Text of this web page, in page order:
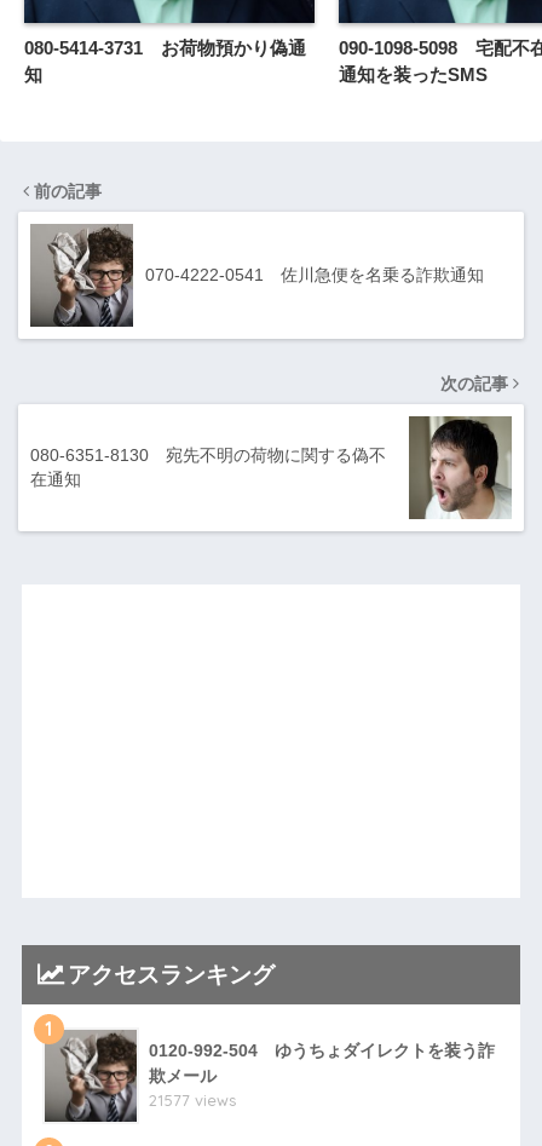
080-5414-3731 お荷物預かり偽通
知
090-1098-5098 宅配不
通知を装ったSMS
前の記事
070-4222-0541 佐川急便を名乗る詐欺通知
次の記事
080-6351-8130 宛先不明の荷物に関する偽不
在通知
アクセスランキング
1
0120-992-504 ゆうちょダイレクトを装う詐
欺メール
21577 views